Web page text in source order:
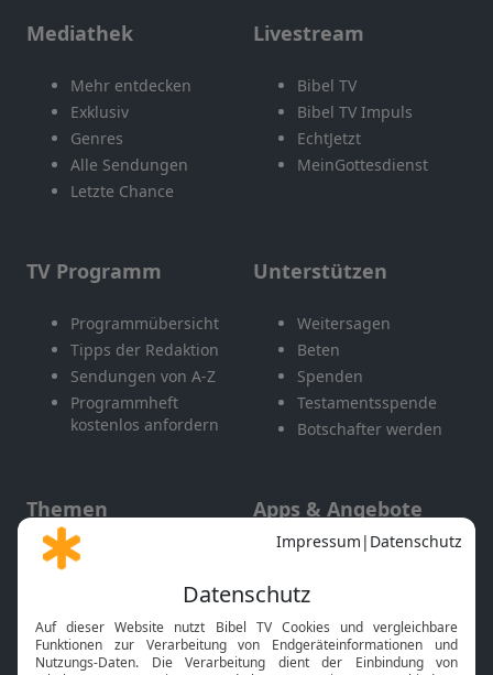
Mediathek
Mehr entdecken
Exklusiv
Genres
Alle Sendungen
Letzte Chance
Livestream
Bibel TV
Bibel TV Impuls
EchtJetzt
MeinGottesdienst
TV Programm
Programmübersicht
Tipps der Redaktion
Sendungen von A-Z
Programmheft
kostenlos anfordern
Unterstützen
Weitersagen
Beten
Spenden
Testamentsspende
Botschafter werden
Themen
Gott und Bibel erklärt
Neuigkeiten
Apps & Angebote
Mobile App
Smart TV
HbbTV